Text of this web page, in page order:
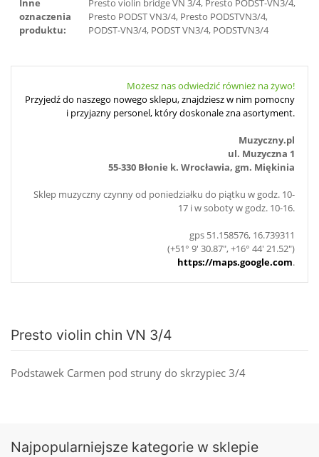
Inne
oznaczenia
produktu:
Presto violin bridge VN 3/4, Presto PODST-VN3/4,
Presto PODST VN3/4, Presto PODSTVN3/4,
PODST-VN3/4, PODST VN3/4, PODSTVN3/4
Możesz nas odwiedzić również na żywo!
Przyjedź do naszego nowego sklepu, znajdziesz w nim pomocny
i przyjazny personel, który doskonale zna asortyment.
Muzyczny.pl
ul. Muzyczna 1
55-330 Błonie k. Wrocławia, gm. Miękinia
Sklep muzyczny czynny od poniedziałku do piątku w godz. 10-
17 i w soboty w godz. 10-16.
gps 51.158576, 16.739311
(+51° 9' 30.87", +16° 44' 21.52")
https://maps.google.com.
Presto violin chin VN 3/4
Podstawek Carmen pod struny do skrzypiec 3/4
Najpopularniejsze kategorie w sklepie